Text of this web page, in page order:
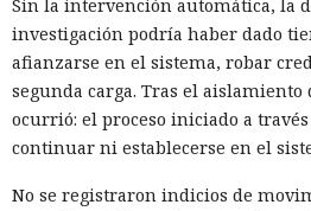
Sin la intervención automática, la
investigación podría haber dado
afianzarse en el sistema, robar
segunda carga. Tras el
ocurrió: el proceso iniciado a
continuar ni establecerse en el
No se registraron indicios de